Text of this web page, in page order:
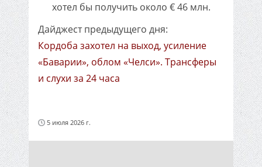
хотел бы получить около € 46 млн.
Дайджест предыдущего дня:
Кордоба захотел на выход, усиление
«Баварии», облом «Челси». Трансферы
и слухи за 24 часа
5 июля 2026 г.